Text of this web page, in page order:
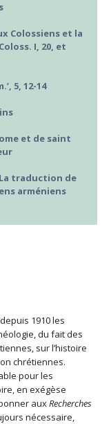
Colossiens et la
I, 20, et
5, 12-14
et de saint
traduction de
arméniens
1910 les
du fait des
sur l’histoire
chrétiennes.
pour les
en exégèse
auxRecherches
nécessaire,